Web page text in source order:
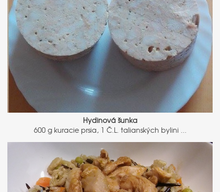
Hydinová šunka
600 g kuracie prsia, 1 Č.L. talianských bylini ...